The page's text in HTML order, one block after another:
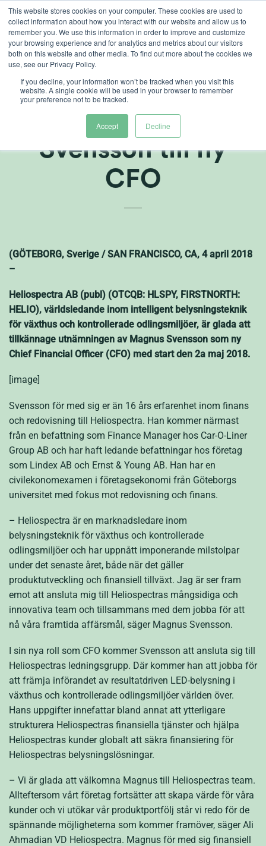
This website stores cookies on your computer. These cookies are used to
collect information about how you interact with our website and allow us to
remember you. We use this information in order to improve and customize
your browsing experience and for analytics and metrics about our visitors
both on this website and other media. To find out more about the cookies we
use, see our Privacy Policy.
If you decline, your information won’t be tracked when you visit this
website. A single cookie will be used in your browser to remember
your preference not to be tracked.
Accept Decline
Skip
content
Heliospectra AB
utser Magnus
Svensson till ny
CFO
(GÖTEBORG, Sverige / SAN FRANCISCO, CA, 4 april 2018
–
Heliospectra AB (publ) (OTCQB: HLSPY, FIRSTNORTH:
HELIO), världsledande inom intelligent belysningsteknik
för växthus och kontrollerade odlingsmiljöer, är glada att
tillkännage utnämningen av Magnus Svensson som ny
Chief Financial Officer (CFO) med start den 2a maj 2018.
[image]
Svensson för med sig er än 16 års erfarenhet inom finans
och redovisning till Heliospectra. Han kommer närmast
från en befattning som Finance Manager hos Car-O-Liner
Group AB och har haft ledande befattningar hos företag
som Lindex AB och Ernst & Young AB. Han har en
civilekonomexamen i företagsekonomi från Göteborgs
universitet med fokus mot redovisning och finans.
– Heliospectra är en marknadsledare inom
belysningsteknik för växthus och kontrollerade
odlingsmiljöer och har uppnått imponerande milstolpar
under det senaste året, både när det gäller
produktutveckling och finansiell tillväxt. Jag är ser fram
emot att ansluta mig till Heliospectras mångsidiga och
innovativa team och tillsammans med dem jobba för att
nå våra framtida affärsmål, säger Magnus Svensson.
I sin nya roll som CFO kommer Svensson att ansluta sig till
Heliospectras ledningsgrupp. Där kommer han att jobba för
att främja införandet av resultatdriven LED-belysning i
växthus och kontrollerade odlingsmiljöer världen över.
Hans uppgifter innefattar bland annat att ytterligare
strukturera Heliospectras finansiella tjänster och hjälpa
Heliospectras kunder globalt att säkra finansiering för
Heliospectras belysningslösningar.
– Vi är glada att välkomna Magnus till Heliospectras team.
Allteftersom vårt företag fortsätter att skapa värde för våra
kunder och vi utökar vår produktportfölj står vi redo för de
spännande möjligheterna som kommer framöver, säger Ali
Ahmadian VD Heliospectra. Magnus för med sig finansiell